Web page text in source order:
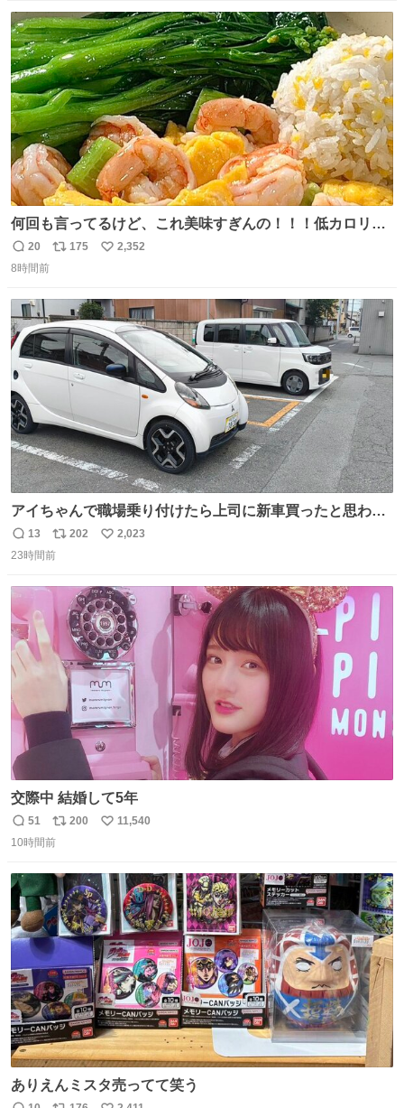
ト
数
数
何回も言ってるけど、これ美味すぎんの！！！低カロリー
で満足感エグいから一生食べてる😭
返
信
20
リ
ト
数
175
い
数
2,352
8時間前
アイちゃんで職場乗り付けたら上司に新車買ったと思われ
たの嬉しすぎる。 20年落ちの車もやりようによっては新車
っぽく見えるってことよ。 令和の車の横に並べても違和感
返
信
13
リ
ポ
数
202
い
数
2,023
23時間前
交際中 結婚して5年
返
信
51
リ
ポ
ト
数
200
い
数
11,540
10時間前
ありえんミスタ売ってて笑う